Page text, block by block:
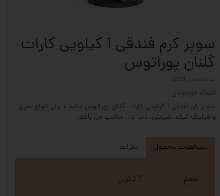
سوپر کرم فندقی 1 کیلویی کارات
گلنان پوراتوس
اتمام موجودی
سوپر کرم فندقی 1 کیلویی کارات گلنان پوراتوس مناسب برای انواع مغزی
و فیلینگ کیک، شیرینی، دسر و... مناسب می باشد.
مشخصات محصول نظرات
طعم کاکائویی